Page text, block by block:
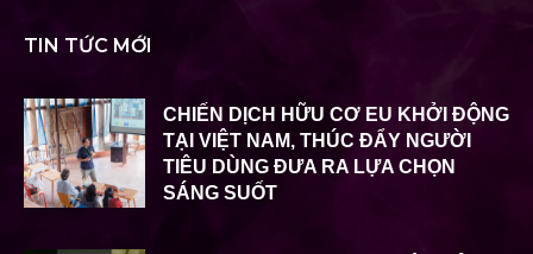
TIN TỨC MỚI
CHIẾN DỊCH HỮU CƠ EU KHỞI ĐỘNG
TẠI VIỆT NAM, THÚC ĐẨY NGƯỜI
TIÊU DÙNG ĐƯA RA LỰA CHỌN
SÁNG SUỐT